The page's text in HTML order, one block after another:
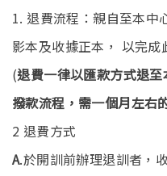
1. 退費流程：親自至本中
影本及收據正本， 以完成
(退費一律以匯款方式退
撥款流程，需一個月左右
2 退費方式
A.於開訓前辦理退訓者，